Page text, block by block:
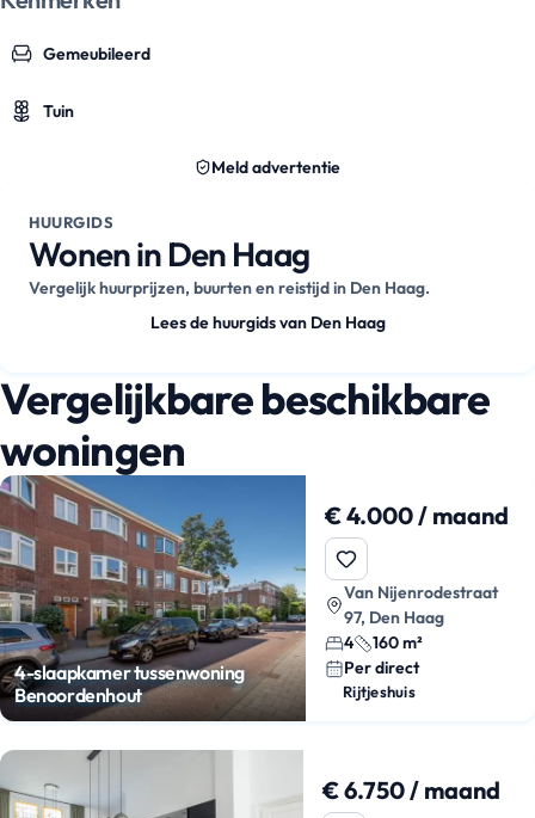
Gemeubileerd
Tuin
Meld advertentie
HUURGIDS
Wonen in Den Haag
Vergelijk huurprijzen, buurten en reistijd in Den Haag.
Lees de huurgids van Den Haag
Vergelijkbare beschikbare
woningen
4-slaapkamer tussenwoning
Benoordenhout
€ 4.000 / maand
Van Nijenrodestraat
97, Den Haag
4
160 m²
Per direct
Rijtjeshuis
€ 6.750 / maand